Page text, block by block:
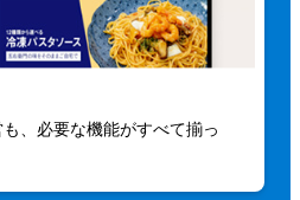
、必要な機能がすべて揃っ